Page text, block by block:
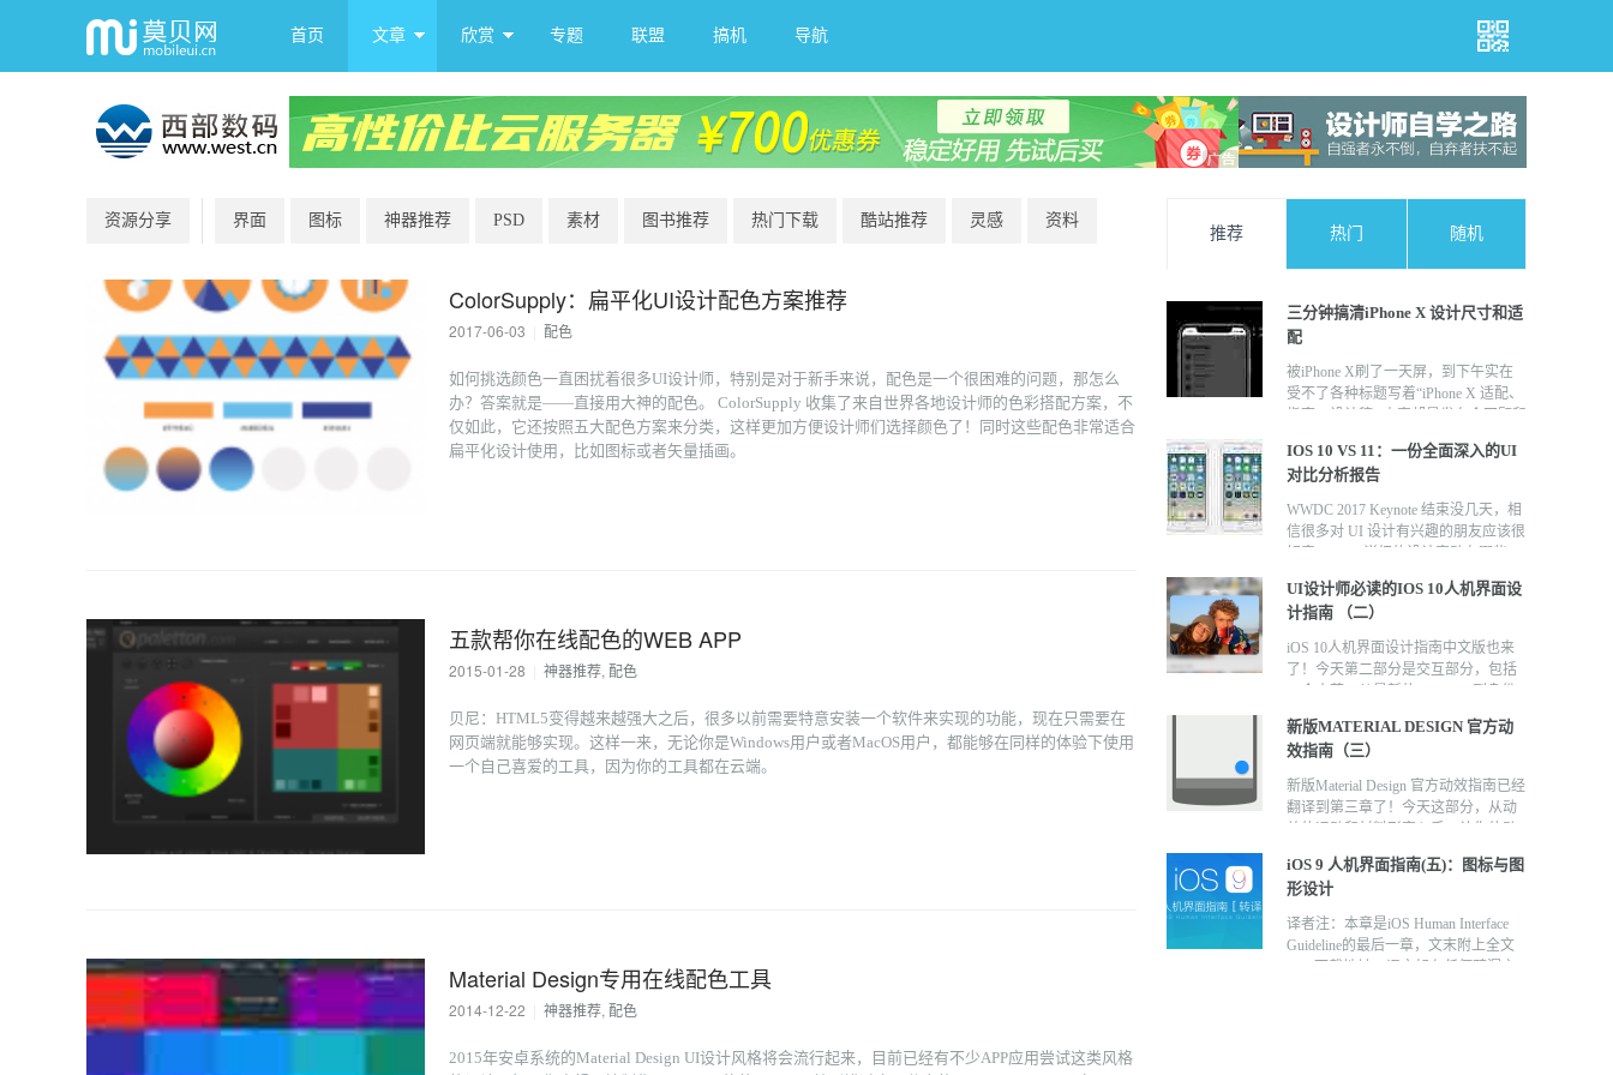
首页 文章 欣赏 专题 联盟 搞机 导航
资源分享 界面 图标 神器推荐 PSD 素材 图书推荐 热门下载 酷站推荐 灵感 资料
ColorSupply：扁平化UI设计配色方案推荐
2017-06-03 配色
如何挑选颜色一直困扰着很多UI设计师，特别是对于新手来说，配色是一个很困难的问题，那怎么
办？答案就是——直接用大神的配色。 ColorSupply 收集了来自世界各地设计师的色彩搭配方案，不
仅如此，它还按照五大配色方案来分类，这样更加方便设计师们选择颜色了！同时这些配色非常适合
扁平化设计使用，比如图标或者矢量插画。
五款帮你在线配色的WEB APP
2015-01-28 神器推荐, 配色
贝尼：HTML5变得越来越强大之后，很多以前需要特意安装一个软件来实现的功能，现在只需要在
网页端就能够实现。这样一来，无论你是Windows用户或者MacOS用户，都能够在同样的体验下使用
一个自己喜爱的工具，因为你的工具都在云端。
Material Design专用在线配色工具
2014-12-22 神器推荐, 配色
2015年安卓系统的Material Design UI设计风格将会流行起来，目前已经有不少APP应用尝试这类风格
推荐 热门 随机
三分钟搞清iPhone X 设计尺寸和适
配
被iPhone X刷了一天屏，到下午实在
受不了各种标题写着“iPhone X 适配、
只针对iPhone X适配的贴子，与适配
无关的内容通通不要。
IOS 10 VS 11：一份全面深入的UI
对比分析报告
WWDC 2017 Keynote 结束没几天，相
信很多对 UI 设计有兴趣的朋友应该很
本，所以就让我替各位踩雷吧。 两个
版本分别是 iOS 10.3，以及 iOS
11 beta 1，而由于后者尚未正式推出，
因此某些设计有问题的地方，Apple 可
能会在后续版本变动或修正，不过整
UI设计师必读的IOS 10人机界面设
计指南 （二）
iOS 10人机界面设计指南中文版也来
了！今天第二部分是交互部分，包括
入微的教学，感谢译者@喵大神经 ，
一起来学习。
新版MATERIAL DESIGN 官方动
效指南（三）
新版Material Design 官方动效指南已经
翻译到第三章了！今天这部分，从动
的干货都比不上官方的动效指南，西
瓜就在这，赶紧来捡。
iOS 9 人机界面指南(五)：图标与图
形设计
译者注：本章是iOS Human Interface
Guideline的最后一章，文末附上全文